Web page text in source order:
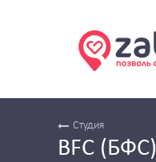
Студия
BFC (БФС)